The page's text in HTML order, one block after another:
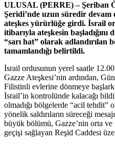
ULUSAL (PERRE) – Şeriban
Şeridi’nde uzun süredir devam
ateşkes yürürlüğe girdi. İsrail
itibarıyla ateşkesin
“sarı hat” olarak adlandırılan
tamamlandığı belirtildi.
İsrail ordusunun yerel saatle
Gazze Ateşkesi’nin ardından,
Filistinli evlerine dönmeye
İsrail’in kontrolünde kalacağı
olmadığı bölgelerde “acil tehdit”
yönelik saldırıların süreceği
büyük bölümü, Gazze’nin orta
geçişi sağlayan Reşid Caddesi